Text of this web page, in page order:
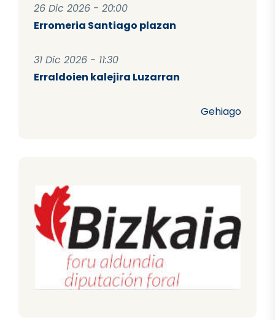
26 Dic 2026 - 20:00
Erromeria Santiago plazan
31 Dic 2026 - 11:30
Erraldoien kalejira Luzarran
Gehiago